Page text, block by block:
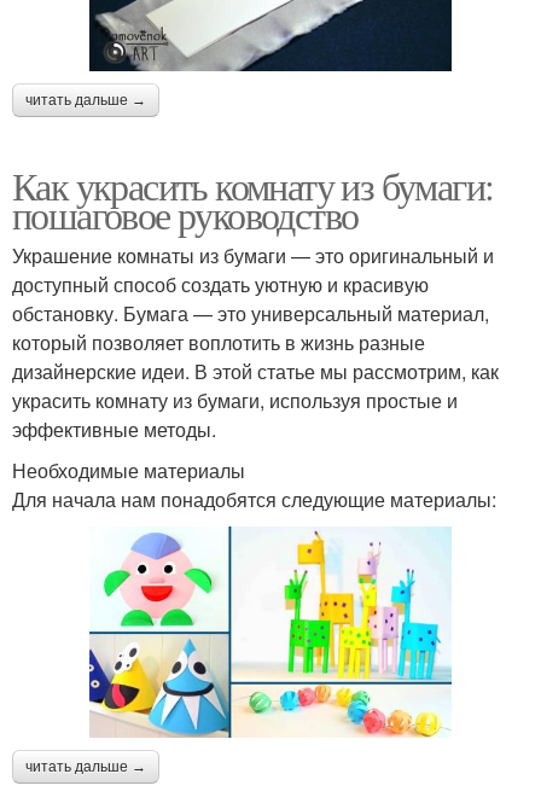
читать дальше →
Как украсить комнату из бумаги:
пошаговое руководство
Украшение комнаты из бумаги — это оригинальный и
доступный способ создать уютную и красивую
обстановку. Бумага — это универсальный материал,
который позволяет воплотить в жизнь разные
дизайнерские идеи. В этой статье мы рассмотрим, как
украсить комнату из бумаги, используя простые и
эффективные методы.
Необходимые материалы
Для начала нам понадобятся следующие материалы:
читать дальше →